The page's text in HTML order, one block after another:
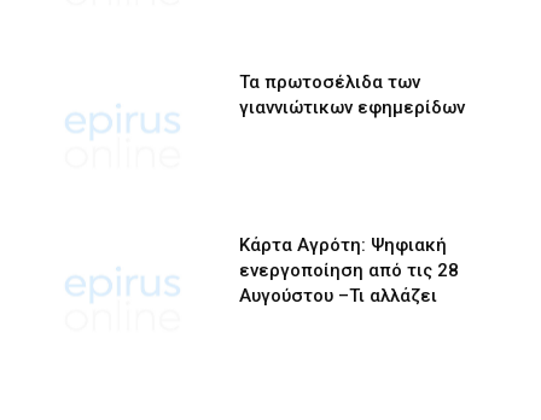
Τα πρωτοσέλιδα των
γιαννιώτικων εφημερίδων
Κάρτα Αγρότη: Ψηφιακή
ενεργοποίηση από τις 28
Αυγούστου –Τι αλλάζει